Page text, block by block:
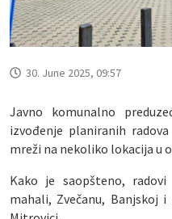
30. June 2025, 09:57
Javno komunalno
izvođenje planiranih
mreži na nekoliko lokacija u
Kako je saopšteno,
mahali, Zvečanu, Banjskoj